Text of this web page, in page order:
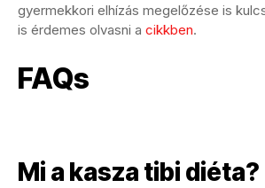
gyermekkori elhízás megelőzése is
is érdemes olvasni a cikkben.
FAQs
Mi a kasza tibi diéta?